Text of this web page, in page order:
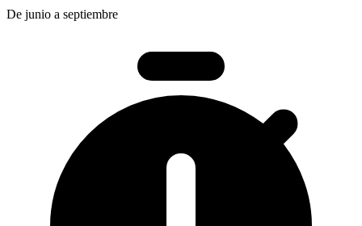
De junio a septiembre